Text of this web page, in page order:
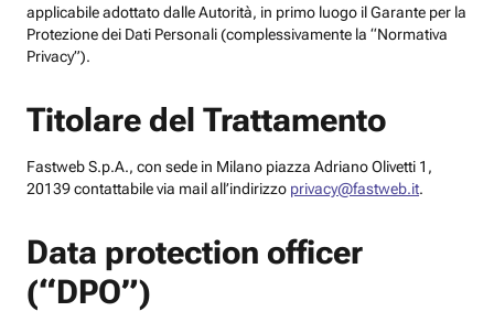
applicabile adottato dalle Autorità, in primo luogo il Garante per la
Protezione dei Dati Personali (complessivamente la “Normativa
Privacy”).
Titolare del Trattamento
Fastweb S.p.A., con sede in Milano piazza Adriano Olivetti 1,
20139 contattabile via mail all’indirizzo privacy@fastweb.it.
Data protection officer
(“DPO”)